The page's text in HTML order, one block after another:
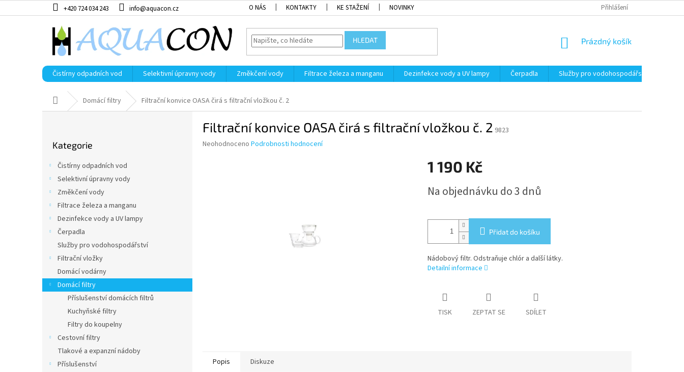
na
+420 724 034 243 info@aquacon.cz O NÁS KONTAKTY KE STAŽENÍ NOVINKY Přihlášení
HLEDAT
NÁKUPNÍ
Prázdný košík
Čistírny odpadních vod Selektivní úpravny vody Změkčení vody Filtrace železa a manganu Dezinfekce vody a UV lampy Čerpadla Služby pro vodohospodářství
Domů Domácí filtry Filtrační konvice OASA čirá s filtrační vložkou č. 2
kategorie
Kategorie
Čistírny odpadních vod
Selektivní úpravny vody
Změkčení vody
Filtrace železa a manganu
Dezinfekce vody a UV lampy
Čerpadla
Služby pro vodohospodářství
Filtrační vložky
Domácí vodárny
Domácí filtry
Příslušenství domácích filtrů
Kuchyňské filtry
Filtry do koupelny
Cestovní filtry
Tlakové a expanzní nádoby
Příslušenství
Filtrační konvice OASA čirá s filtrační vložkou č. 2 9823
Průměrné
Neohodnoceno Podrobnosti hodnocení
1 190 Kč
cena:
Na objednávku do 3 dnů
Přidat do košíku
Nádobový filtr. Odstraňuje chlór a další látky.
Detailní informace
TISK ZEPTAT SE SDÍLET
Popis Diskuze